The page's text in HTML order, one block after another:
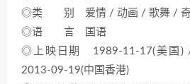
◎类 别 爱情 / 动画 / 歌舞 / 奇
◎语 言 国语
◎上映日期 1989-11-17(美国)
2013-09-19(中国香港)